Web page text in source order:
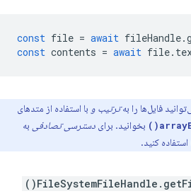
const file = await fileHandle.
const contents = await file.
فایل‌ها را بهترتیب و با استفاده از متدهای
بخوانید. برای دسترسی تصادفی به
استفاده کنید.